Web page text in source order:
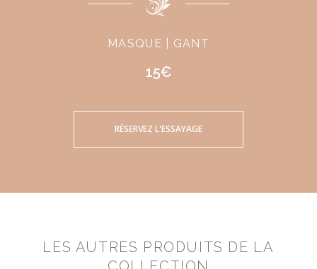
MASQUE | GANT
15€
RÉSERVEZ L'ESSAYAGE
LES AUTRES PRODUITS DE LA